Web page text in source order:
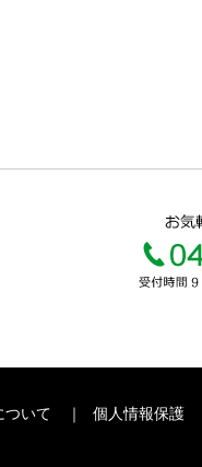
ついて 個人情報保護